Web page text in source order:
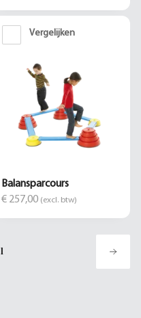
Vergelijken
Balansparcours
€ 257,00 (excl. btw)
1